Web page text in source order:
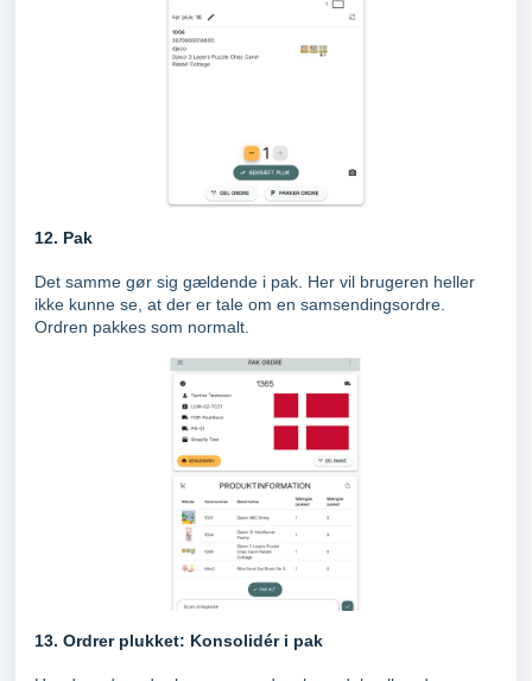
12. Pak
Det samme gør sig gældende i pak. Her vil brugeren heller
ikke kunne se, at der er tale om en samsendingsordre.
Ordren pakkes som normalt.
13. Ordrer plukket: Konsolidér i pak